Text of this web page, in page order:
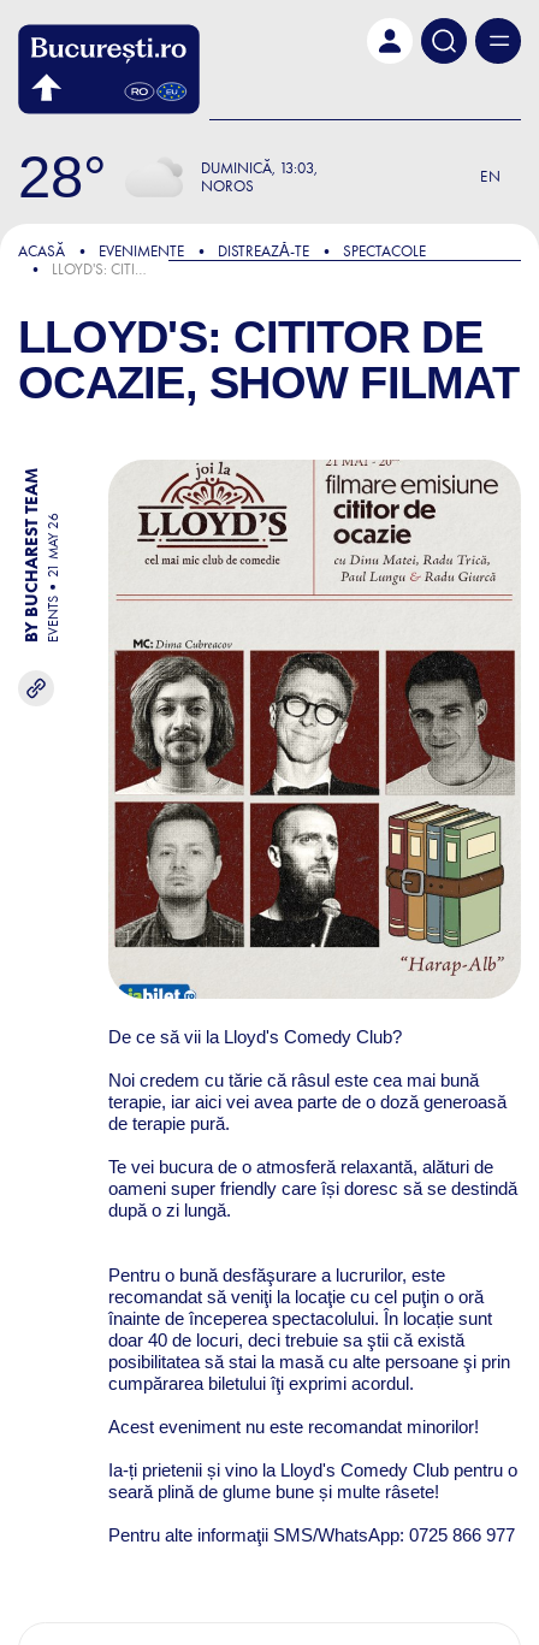
28 DUMINICĂ 13:03
NOROS
EN
ACASĂ EVENIMENTE DISTREAZǍ-TE
SPECTACOLE
LLOYD'S: CITITOR DE OCAZIE, SHOW FILMAT
LLOYD'S: CITITOR DE
OCAZIE, SHOW FILMAT
BY BUCHAREST TEAM EVENTS
21 MAY 26
De ce să vii la Lloyd's Comedy Club?
Noi credem cu tărie că râsul este cea mai bună
terapie, iar aici vei avea parte de o doză generoasă
de terapie pură.
Te vei bucura de o atmosferă relaxantă, alături de
oameni super friendly care își doresc să se destindă
după o zi lungă.
Pentru o bună desfăşurare a lucrurilor, este
recomandat să veniţi la locaţie cu cel puţin o oră
înainte de începerea spectacolului. În locație sunt
doar 40 de locuri, deci trebuie sa ştii că există
posibilitatea să stai la masă cu alte persoane şi prin
cumpărarea biletului îţi exprimi acordul.
Acest eveniment nu este recomandat minorilor!
Ia-ți prietenii și vino la Lloyd's Comedy Club pentru o
seară plină de glume bune și multe râsete!
Pentru alte informaţii SMS/WhatsApp: 0725 866 977